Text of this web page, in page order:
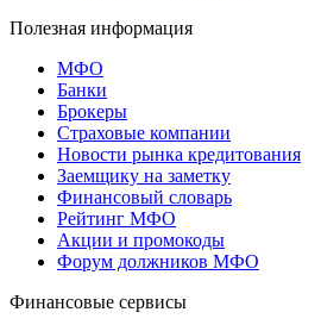
Полезная информация
МФО
Банки
Брокеры
Страховые компании
Новости рынка кредитования
Заемщику на заметку
Финансовый словарь
Рейтинг МФО
Акции и промокоды
Форум должников МФО
Финансовые сервисы